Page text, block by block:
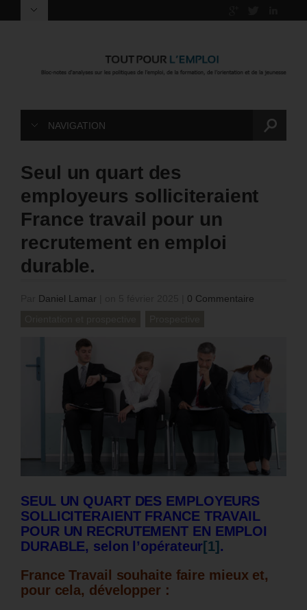
NAVIGATION
Seul un quart des
employeurs solliciteraient
France travail pour un
recrutement en emploi
durable.
Daniel Lamar
0 Commentaire
SEUL UN QUART DES EMPLOYEURS
SOLLICITERAIENT FRANCE TRAVAIL
POUR UN RECRUTEMENT EN EMPLOI
DURABLE, selon l’opérateur[1] .
France Travail souhaite faire mieux et,
pour cela, développer :